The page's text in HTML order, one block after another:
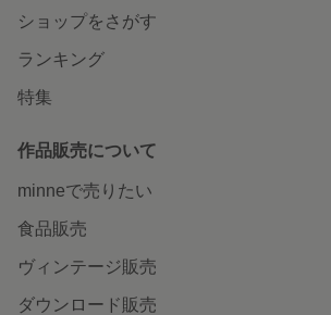
ショップをさがす
ランキング
特集
作品販売について
minneで売りたい
食品販売
ヴィンテージ販売
ダウンロード販売